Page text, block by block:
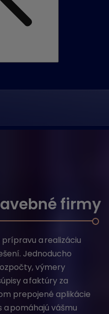
firmy
a realizáciu
Jednoducho
výmery
a faktúry za
prepojené aplikácie
a pomáhajú vášmu